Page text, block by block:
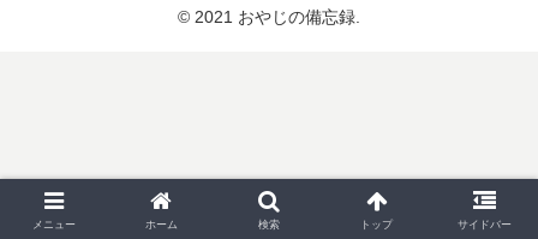
© 2021 おやじの備忘録.
メニュー ホーム 検索 トップ サイドバー